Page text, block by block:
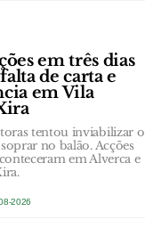
em três dias
de carta e
em Vila
tentou inviabilizar o
no balão. Acções
em Alverca e
2026